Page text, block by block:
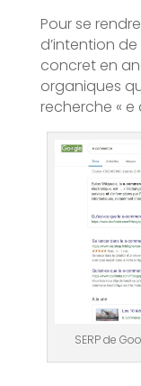
Pour se
d’intention
concret en
organiques
recherche « e
SERP de